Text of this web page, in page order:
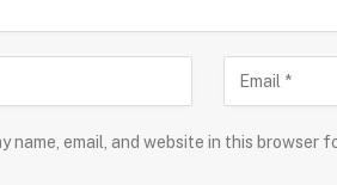
name, email, and website in this browser